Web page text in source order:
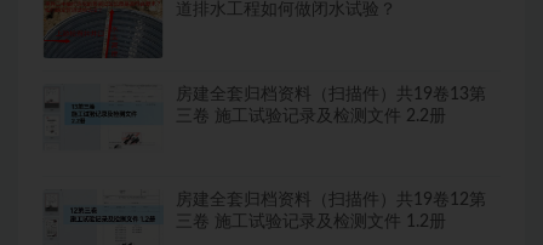
道排水工程如何做闭水试验？
房建全套归档资料（扫描件）共19卷13第
三卷 施工试验记录及检测文件 2.2册
房建全套归档资料（扫描件）共19卷12第
三卷 施工试验记录及检测文件 1.2册